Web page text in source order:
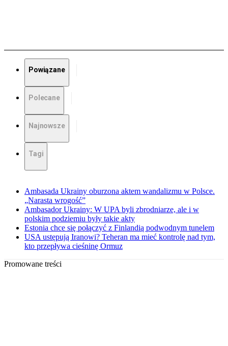
Powiązane
Polecane
Najnowsze
Tagi
Ambasada Ukrainy oburzona aktem wandalizmu w Polsce.
„Narasta wrogość”
Ambasador Ukrainy: W UPA byli zbrodniarze, ale i w
polskim podziemiu były takie akty
Estonia chce się połączyć z Finlandią podwodnym tunelem
USA ustępują Iranowi? Teheran ma mieć kontrolę nad tym,
kto przepływa cieśninę Ormuz
Promowane treści